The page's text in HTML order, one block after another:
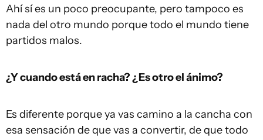
Ahí sí es un poco preocupante, pero tampoco es
nada del otro mundo porque todo el mundo tiene
partidos malos.
¿Y cuando está en racha? ¿Es otro el ánimo?
Es diferente porque ya vas camino a la cancha con
esa sensación de que vas a convertir, de que todo